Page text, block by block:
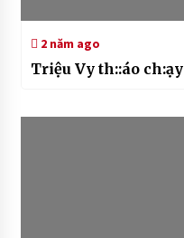
2 năm ago
Triệu Vy th::áo ch:ạy